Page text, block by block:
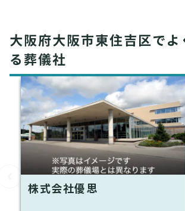
大阪府大阪市東住吉区でよ
る葬儀社
株式会社優思